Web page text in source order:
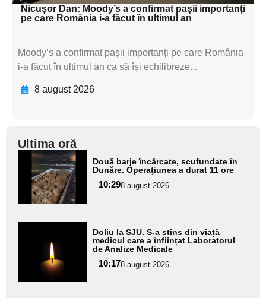
Nicușor Dan: Moody’s a confirmat pașii importanți
pe care România i-a făcut în ultimul an
Moody’s a confirmat pașii importanți pe care România
i-a făcut în ultimul an ca să își echilibreze...
8 august 2026
Ultima oră
Adaugă
aici textul
pentru
subtitlu
Două barje încărcate, scufundate în
Dunăre. Operaţiunea a durat 11 ore
10:298 august 2026
aici textul
pentru
subtitlu
Doliu la SJU. S-a stins din viață
medicul care a înființat Laboratorul
de Analize Medicale
10:178 august 2026